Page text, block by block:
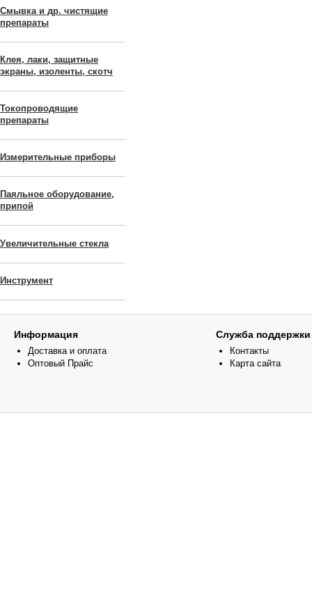
Смывка и др. чистящие
препараты
Клея, лаки, защитные
экраны, изоленты, скотч
Токопроводящие
препараты
Измерительные приборы
Паяльное оборудование,
припой
Увеличительные стекла
Инструмент
Информация
Доставка и оплата
Оптовый Прайс
Служба поддержки
Контакты
Карта сайта